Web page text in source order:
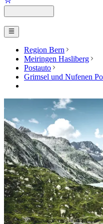
Region Bern
Meiringen Hasliberg
Postauto
Grimsel und Nufenen